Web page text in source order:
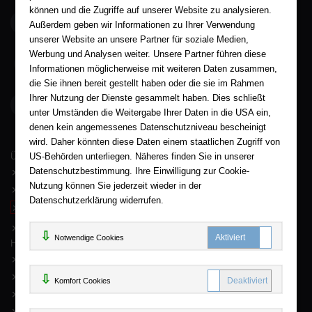
service@aha-buch.de
05563 / 9996039
AHA-BUCH GmbH
Garlebsen 48
Wir sind gerne für Sie persönlich da.
Über AHA-BUCH
AGB
Impressum
Widerruf
Hilfe
Kontakt
Sitemap
können und die Zugriffe auf unserer Website zu analysieren.
Außerdem geben wir Informationen zu Ihrer Verwendung
unserer Website an unsere Partner für soziale Medien,
Werbung und Analysen weiter. Unsere Partner führen diese
Informationen möglicherweise mit weiteren Daten zusammen,
die Sie ihnen bereit gestellt haben oder die sie im Rahmen
Ihrer Nutzung der Dienste gesammelt haben. Dies schließt
unter Umständen die Weitergabe Ihrer Daten in die USA ein,
denen kein angemessenes Datenschutzniveau bescheinigt
wird. Daher könnten diese Daten einem staatlichen Zugriff von
US-Behörden unterliegen. Näheres finden Sie in unserer
Datenschutzbestimmung. Ihre Einwilligung zur Cookie-
Nutzung können Sie jederzeit wieder in der
Datenschutzerklärung widerrufen.
Notwendige Cookies
Komfort Cookies